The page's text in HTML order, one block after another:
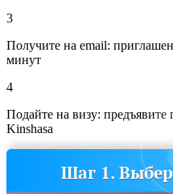
3
Получите на email:
минут
4
Подайте на визу:
Kinshasa
Шаг 1.